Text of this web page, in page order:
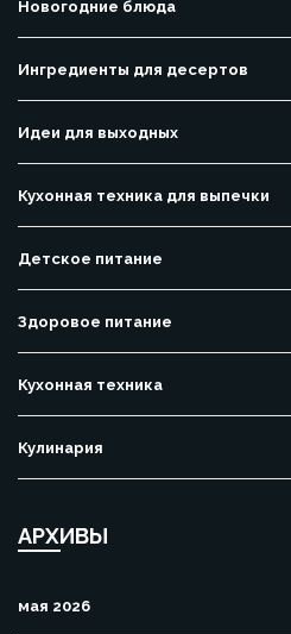
Новогодние блюда
Ингредиенты для десертов
Идеи для выходных
Кухонная техника для выпечки
Детское питание
Здоровое питание
Кухонная техника
Кулинария
АРХИВЫ
мая 2026